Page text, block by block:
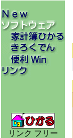
リンク フリー